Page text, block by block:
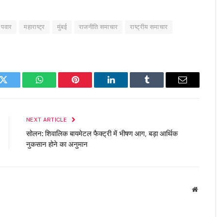
पवार महाराष्ट्र मुंबई राजनीति समाचार राष्ट्रीय समाचार
Twitter WhatsAppPinterest LinkedIn Tumblr Email
NEXT ARTICLE
सोलन: शिवालिक बायमेटल फैक्ट्री में भीषण आग, बड़ा आर्थिक
नुकसान होने का अनुमान